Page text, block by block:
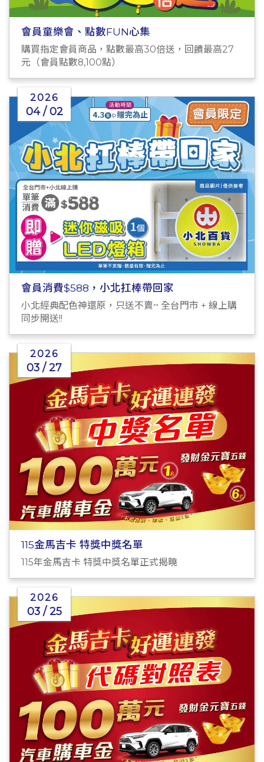
會員童樂會、點數FUN心集
購買指定會員商品，點數最高30倍送，回饋最高27
元（會員點數8,100點）
2026
04 / 02
會員消費$588，小北扛棒帶回家
小北經典配色神還原，只送不賣~ 全台門市 + 線上購
同步開送!!
2026
03 / 27
115金馬吉卡 特獎中獎名單
115年金馬吉卡 特獎中獎名單正式揭曉
2026
03 / 25